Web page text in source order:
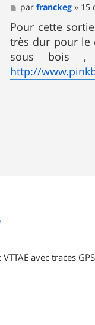
M
e
s
s
a
g
e
parfranckeg » 15
Pour cette
très dur pour le
sous bois
http://
avec traces